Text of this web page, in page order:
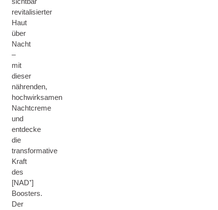
revitalisierter
Haut
über
Nacht
–
mit
dieser
nährenden,
hochwirksamen
Nachtcreme
und
entdecke
die
transformative
Kraft
des
[NAD⁺]
Boosters.
Der